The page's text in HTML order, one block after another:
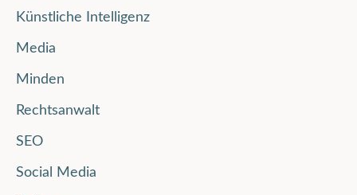
Künstliche Intelligenz
Media
Minden
Rechtsanwalt
SEO
Social Media